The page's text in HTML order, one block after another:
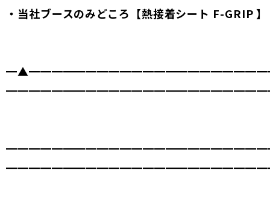
・当社ブースのみどころ【熱接着シート F-GRIP 】